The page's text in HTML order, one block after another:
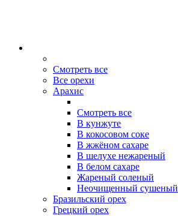
Смотреть все
Все орехи
Арахис
Смотреть все
В кунжуте
В кокосовом соке
В жжёном сахаре
В шелухе нежареный
В белом сахаре
Жареный соленый
Неочищенный сушеный
Бразильский орех
Грецкий орех